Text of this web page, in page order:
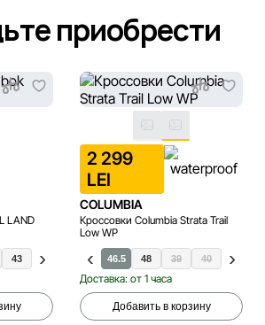
приобрести
LAND
43 44
2 299
LEI
COLUMBIA
Кроссовки Columbia Strata Trail
Low WP
44 46 46.5 48 39 40 40.5
Доставка: от 1 часа
Добавить в корзину